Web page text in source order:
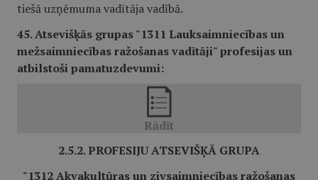
tiešā uzņēmuma vadītāja vadībā.
45. Atsevišķās grupas "1311 Lauksaimniecības un
mežsaimniecības ražošanas vadītāji" profesijas un
atbilstoši pamatuzdevumi:
2.5.2. PROFESIJU ATSEVIŠĶĀ GRUPA
"1312 Akvakultūras un zivsaimniecības ražošanas